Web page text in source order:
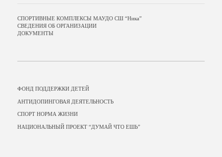
СПОРТИВНЫЕ КОМПЛЕКСЫ МАУДО СШ “Ника”
СВЕДЕНИЯ ОБ ОРГАНИЗАЦИИ
ДОКУМЕНТЫ
ФОНД ПОДДЕРЖКИ ДЕТЕЙ
АНТИДОПИНГОВАЯ ДЕЯТЕЛЬНОСТЬ
СПОРТ НОРМА ЖИЗНИ
НАЦИОНАЛЬНЫЙ ПРОЕКТ “ДУМАЙ ЧТО ЕШЬ”